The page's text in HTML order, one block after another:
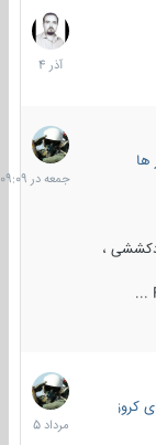
7
آذر
1404
،
جمعه
در
09:09
2
مرداد
1405